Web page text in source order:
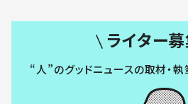
ライター募
“人”のグッドニュースの取材・